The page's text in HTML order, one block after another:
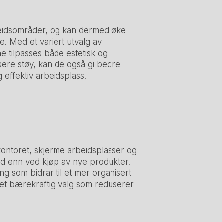
og kan dermed øke
Med et variert utvalg av
tilpasses både estetisk og
støy, kan de også gi bedre
effektiv arbeidsplass.
skjerme arbeidsplasser og
enn ved kjøp av nye produkter.
som bidrar til et mer organisert
bærekraftig valg som reduserer